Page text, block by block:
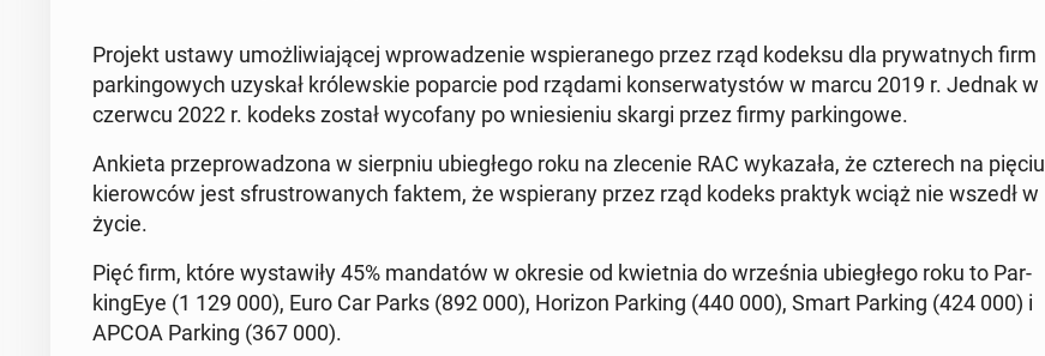
Projekt ustawy umoż­li­wia­ją­cej wpro­wa­dze­nie wspie­ra­ne­go przez rząd kodeksu dla pry­wat­nych firm
par­kin­go­wych uzyskał kró­lew­skie po­par­cie pod rządami kon­ser­wa­ty­stów w marcu 2019 r. Jednak w
czerwcu 2022 r. kodeks został wy­co­fa­ny po wnie­sie­niu skargi przez firmy par­kin­go­we.
Ankieta prze­pro­wa­dzo­na w sierp­niu ubie­głe­go roku na zle­ce­nie RAC wy­ka­za­ła, że czte­rech na pięciu
kie­row­ców jest sfru­stro­wa­nych faktem, że wspie­ra­ny przez rząd kodeks praktyk wciąż nie wszedł w
życie.
Pięć firm, które wy­sta­wi­ły 45% man­da­tów w okresie od kwiet­nia do wrze­śnia ubie­głe­go roku to Par­
kin­gEye (1 129 000), Euro Car Parks (892 000), Horizon Parking (440 000), Smart Parking (424 000) i
APCOA Parking (367 000).